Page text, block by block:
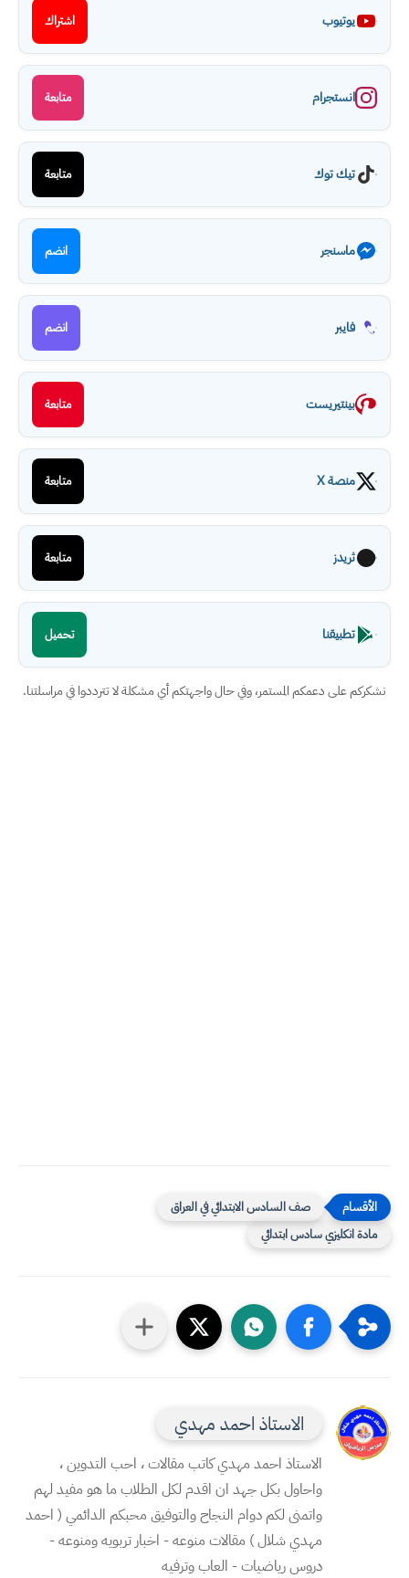
يوتيوب اشتراك
انستجرام متابعة
تيك توك متابعة
ماسنجر انضم
فايبر انضم
بينتيريست متابعة
منصة X متابعة
ثريدز متابعة
تطبيقنا تحميل
نشكركم على دعمكم المستمر، وفي حال واجهتكم أي مشكلة لا تترددوا في مراسلتنا.
صف السادس الابتدائي في العراق
مادة انكليزي سادس ابتدائي
الاستاذ احمد مهدي
الاستاذ احمد مهدي كاتب مقالات ، احب التدوين ،
واحاول بكل جهد ان اقدم لكل الطلاب ما هو مفيد لهم
واتمنى لكم دوام النجاح والتوفيق محبكم الدائمي ( احمد
مهدي شلال ) مقالات منوعه - اخبار تربويه ومنوعه -
دروس رياضيات - العاب وترفيه